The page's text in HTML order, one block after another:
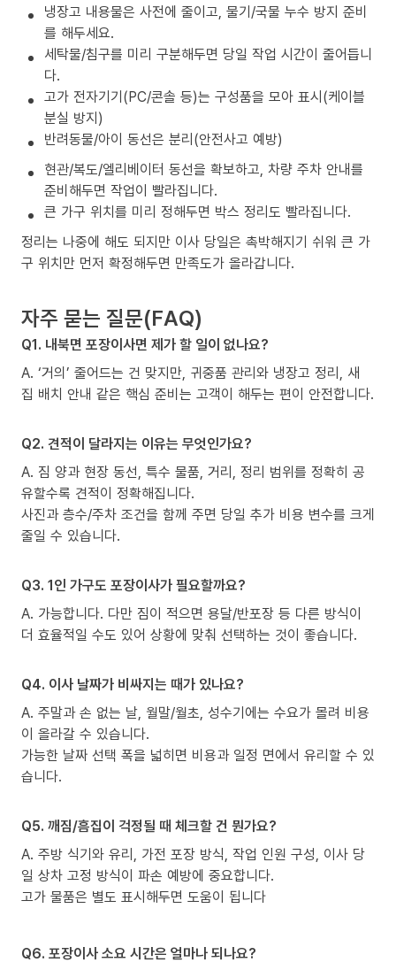
냉장고 내용물은 사전에 줄이고, 물기/국물 누수 방지 준비
를 해두세요.
세탁물/침구를 미리 구분해두면 당일 작업 시간이 줄어듭니
다.
고가 전자기기(PC/콘솔 등)는 구성품을 모아 표시(케이블
분실 방지)
반려동물/아이 동선은 분리(안전사고 예방)
현관/복도/엘리베이터 동선을 확보하고, 차량 주차 안내를
준비해두면 작업이 빨라집니다.
큰 가구 위치를 미리 정해두면 박스 정리도 빨라집니다.
정리는 나중에 해도 되지만 이사 당일은 촉박해지기 쉬워 큰 가
구 위치만 먼저 확정해두면 만족도가 올라갑니다.
자주 묻는 질문(FAQ)
Q1. 내북면 포장이사면 제가 할 일이 없나요?
A. ‘거의’ 줄어드는 건 맞지만, 귀중품 관리와 냉장고 정리, 새
집 배치 안내 같은 핵심 준비는 고객이 해두는 편이 안전합니다.
Q2. 견적이 달라지는 이유는 무엇인가요?
A. 짐 양과 현장 동선, 특수 물품, 거리, 정리 범위를 정확히 공
유할수록 견적이 정확해집니다.
사진과 층수/주차 조건을 함께 주면 당일 추가 비용 변수를 크게
줄일 수 있습니다.
Q3. 1인 가구도 포장이사가 필요할까요?
A. 가능합니다. 다만 짐이 적으면 용달/반포장 등 다른 방식이
더 효율적일 수도 있어 상황에 맞춰 선택하는 것이 좋습니다.
Q4. 이사 날짜가 비싸지는 때가 있나요?
A. 주말과 손 없는 날, 월말/월초, 성수기에는 수요가 몰려 비용
이 올라갈 수 있습니다.
가능한 날짜 선택 폭을 넓히면 비용과 일정 면에서 유리할 수 있
습니다.
Q5. 깨짐/흠집이 걱정될 때 체크할 건 뭔가요?
A. 주방 식기와 유리, 가전 포장 방식, 작업 인원 구성, 이사 당
일 상차 고정 방식이 파손 예방에 중요합니다.
고가 물품은 별도 표시해두면 도움이 됩니다
Q6. 포장이사 소요 시간은 얼마나 되나요?